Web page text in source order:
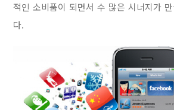
적인 소비품이 되면서 수 많은 시너지가
다.